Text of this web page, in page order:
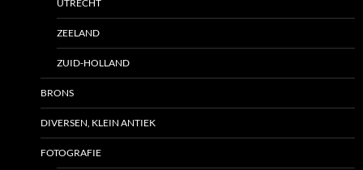
UTRECHT
ZEELAND
ZUID-HOLLAND
BRONS
DIVERSEN, KLEIN ANTIEK
FOTOGRAFIE